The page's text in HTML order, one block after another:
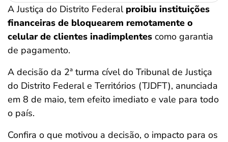
A Justiça do Distrito Federal proibiu instituições
financeiras de bloquearem remotamente o
celular de clientes inadimplentes como garantia
de pagamento.
A decisão da 2ª turma cível do Tribunal de Justiça
do Distrito Federal e Territórios (TJDFT), anunciada
em 8 de maio, tem efeito imediato e vale para todo
o país.
Confira o que motivou a decisão, o impacto para os